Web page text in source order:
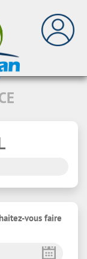
vous faire